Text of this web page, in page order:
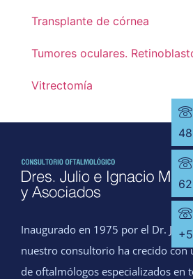
Transplante de córnea
Tumores oculares.
Vitrectomía
Inaugurado en 1975 por el Dr.
nuestro consultorio ha crecido con
de oftalmólogos especializados en